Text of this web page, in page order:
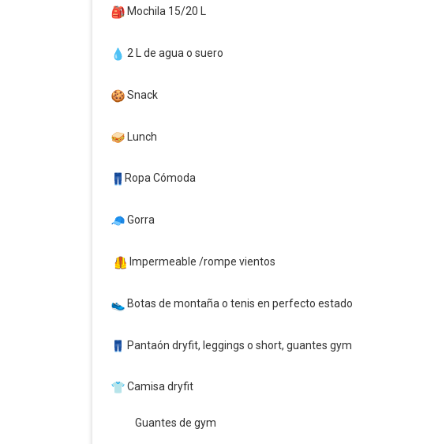
Mochila 15/20 L
2 L de agua o suero
Snack
Lunch
Ropa Cómoda
Gorra
Impermeable /rompe vientos
Botas de montaña o tenis en perfecto estado
Pantaón dryfit, leggings o short, guantes gym
Camisa dryfit
Guantes de gym